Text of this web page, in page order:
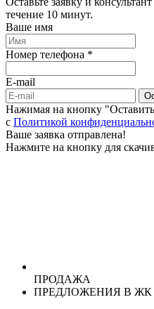
течение 10 минут.
Ваше имя
Номер телефона *
E-mail
Нажимая на кнопку
c Политикой
Ваше заявка отправлена!
Нажмите на кнопку для
ПРОДАЖА
ПРЕДЛОЖЕНИЯ В ЖК